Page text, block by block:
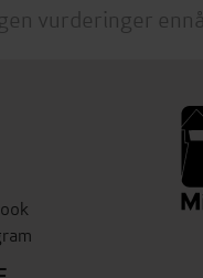
vurderinger ennå